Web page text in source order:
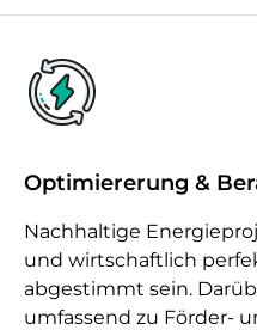
Optimiererung &
Nachhaltige
und wirtschaftlich
abgestimmt sein.
umfassend zu Förder-